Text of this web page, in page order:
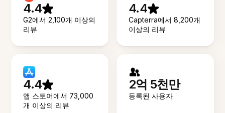
4.4
G2에서 2,100개 이상의
리뷰
4.4
Capterra에서 8,200개
이상의 리뷰
4.4
앱 스토어에서 73,000
개 이상의 리뷰
2억 5천만
등록된 사용자